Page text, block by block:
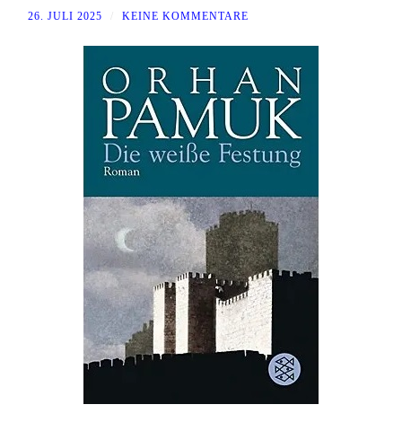
26. JULI 2025 KEINE KOMMENTARE